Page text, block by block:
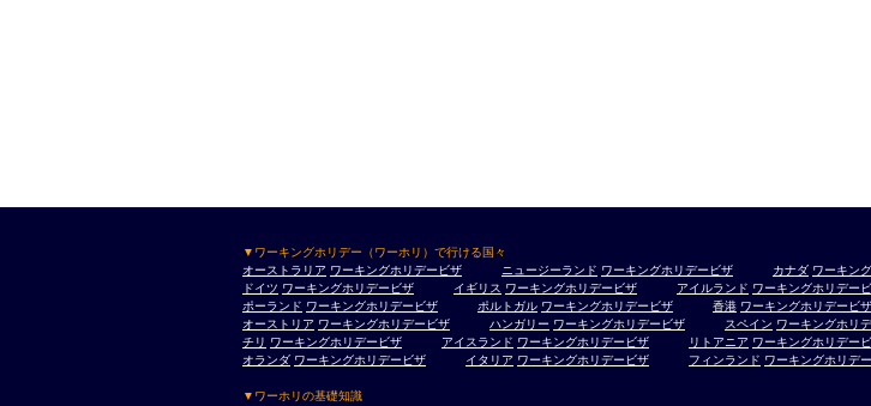
▼ワーキングホリデー（ワーホリ）で行ける国々
オーストラリア ワーキングホリデービザ ニュージーランド ワーキングホリデービザ カナダ ワーキン
ドイツ ワーキングホリデービザ イギリス ワーキングホリデービザ アイルランド ワーキングホリデー
ポーランド ワーキングホリデービザ ポルトガル ワーキングホリデービザ 香港 ワーキングホリデービザ
オーストリア ワーキングホリデービザ ハンガリー ワーキングホリデービザ スペイン ワーキングホリ
チリ ワーキングホリデービザ アイスランド ワーキングホリデービザ リトアニア ワーキングホリデー
オランダ ワーキングホリデービザ イタリア ワーキングホリデービザ フィンランド ワーキングホリデ
▼ワーホリの基礎知識